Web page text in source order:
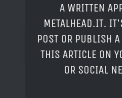
A WRITTEN
METALHEAD.IT.
POST OR PUBLISH
THIS ARTICLE ON
OR SOCIAL